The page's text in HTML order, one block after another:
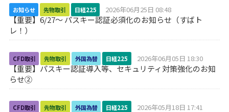
お知らせ 先物取引 日経225 2026年06月25日 08:48
【重要】6/27～ パスキー認証必須化のお知らせ（すばト
レ！）
CFD取引 先物取引 外国為替 日経225 2026年06月05日 18:30
【重要】パスキー認証導入等、セキュリティ対策強化のお知
らせ②
CFD取引 先物取引 外国為替 日経225 2026年05月18日 17:41